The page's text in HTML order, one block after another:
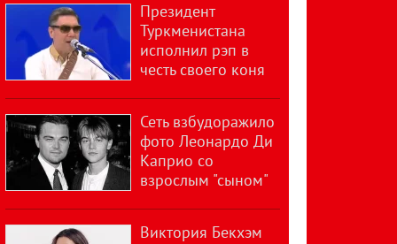
Президент
Туркменистана
исполнил рэп в
честь своего коня
Сеть взбудоражило
фото Леонардо Ди
Каприо со
взрослым "сыном"
Виктория Бекхэм